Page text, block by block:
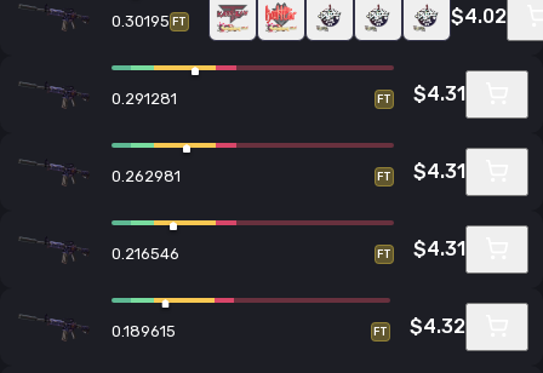
0.30195 FT $4.02
0.291281 FT $4.31
0.262981 FT $4.31
0.216546 FT $4.31
0.189615 FT $4.32